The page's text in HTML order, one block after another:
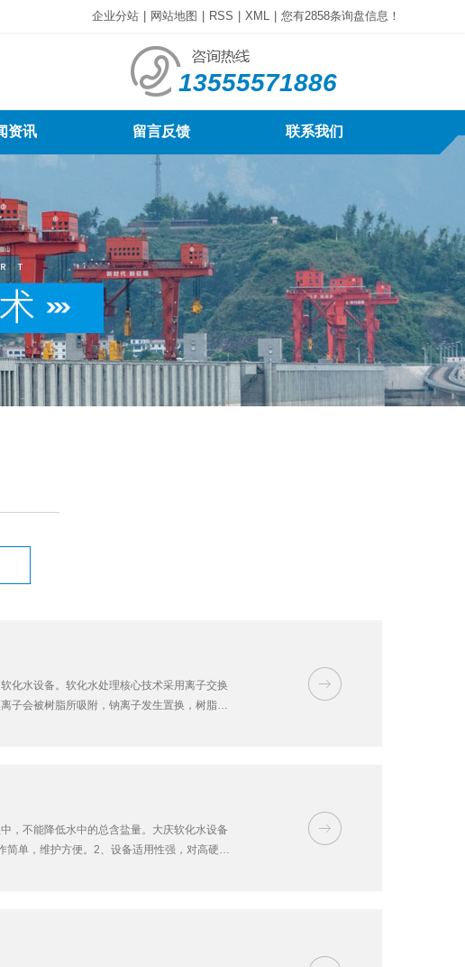
企业分站 网站地图 RSS XML 您有2858条询盘信息！
13555571886
资讯 留言反馈 联系我们
化水设备。软化水处理核心技术采用离子交换
子会被树脂所吸附，钠离子发生置换，树脂吸
，不能降低水中的总含盐量。大庆软化水设备
单，维护方便。2、设备适用性强，对高硬度